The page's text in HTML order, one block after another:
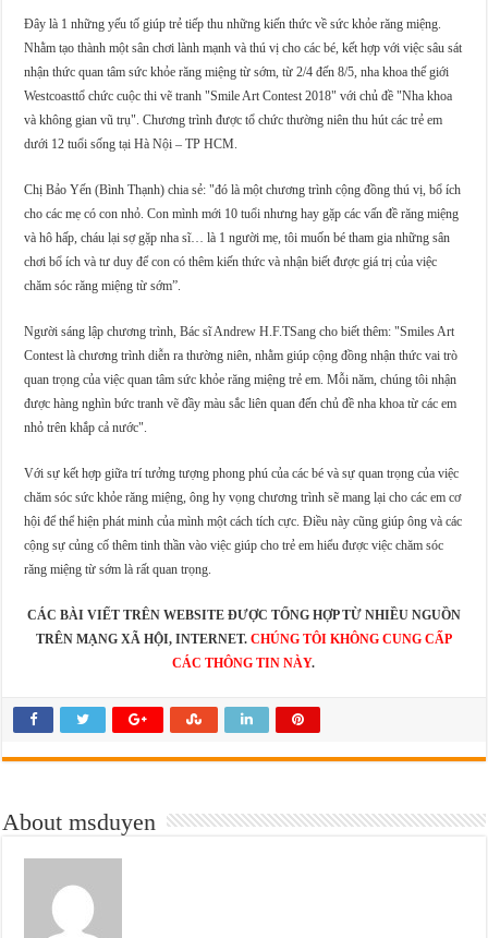
Đây là 1 những yếu tố giúp trẻ tiếp thu những kiến thức về sức khỏe răng miệng.
Nhằm tạo thành một sân chơi lành mạnh và thú vị cho các bé, kết hợp với việc sâu sát
nhận thức quan tâm sức khỏe răng miệng từ sớm, từ 2/4 đến 8/5, nha khoa thế giới
Westcoasttổ chức cuộc thi vẽ tranh "Smile Art Contest 2018" với chủ đề "Nha khoa
và không gian vũ trụ". Chương trình được tổ chức thường niên thu hút các trẻ em
dưới 12 tuổi sống tại Hà Nội – TP HCM.
Chị Bảo Yến (Bình Thạnh) chia sẻ: "đó là một chương trình cộng đồng thú vị, bổ ích
cho các mẹ có con nhỏ. Con mình mới 10 tuổi nhưng hay gặp các vấn đề răng miệng
và hô hấp, cháu lại sợ gặp nha sĩ… là 1 người mẹ, tôi muốn bé tham gia những sân
chơi bổ ích và tư duy để con có thêm kiến thức và nhận biết được giá trị của việc
chăm sóc răng miệng từ sớm”.
Người sáng lập chương trình, Bác sĩ Andrew H.F.TSang cho biết thêm: "Smiles Art
Contest là chương trình diễn ra thường niên, nhằm giúp cộng đồng nhận thức vai trò
quan trọng của việc quan tâm sức khỏe răng miệng trẻ em. Mỗi năm, chúng tôi nhận
được hàng nghìn bức tranh vẽ đầy màu sắc liên quan đến chủ đề nha khoa từ các em
nhỏ trên khắp cả nước".
Với sự kết hợp giữa trí tưởng tượng phong phú của các bé và sự quan trọng của việc
chăm sóc sức khỏe răng miệng, ông hy vọng chương trình sẽ mang lại cho các em cơ
hội để thể hiện phát minh của mình một cách tích cực. Điều này cũng giúp ông và các
cộng sự củng cố thêm tinh thần vào việc giúp cho trẻ em hiểu được việc chăm sóc
răng miệng từ sớm là rất quan trọng.
CÁC BÀI VIẾT TRÊN WEBSITE ĐƯỢC TỔNG HỢP TỪ NHIỀU NGUỒN
TRÊN MẠNG XÃ HỘI, INTERNET. CHÚNG TÔI KHÔNG CUNG CẤP
CÁC THÔNG TIN NÀY.
About msduyen